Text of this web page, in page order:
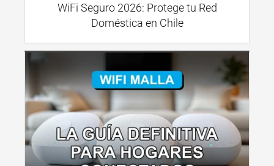
WiFi Seguro 2026: Protege tu Red
Doméstica en Chile